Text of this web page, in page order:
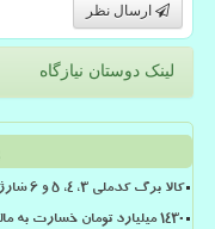
ارسال نظر
لینک دوستان نیازگاه
کالا برگ کدملی 3، 4، 5 و 6 شارژ شد
۱۴۳۰ میلیارد تومان خسارت به مالکان خودرو های لطمه دیده جنگ پرداخت گردید